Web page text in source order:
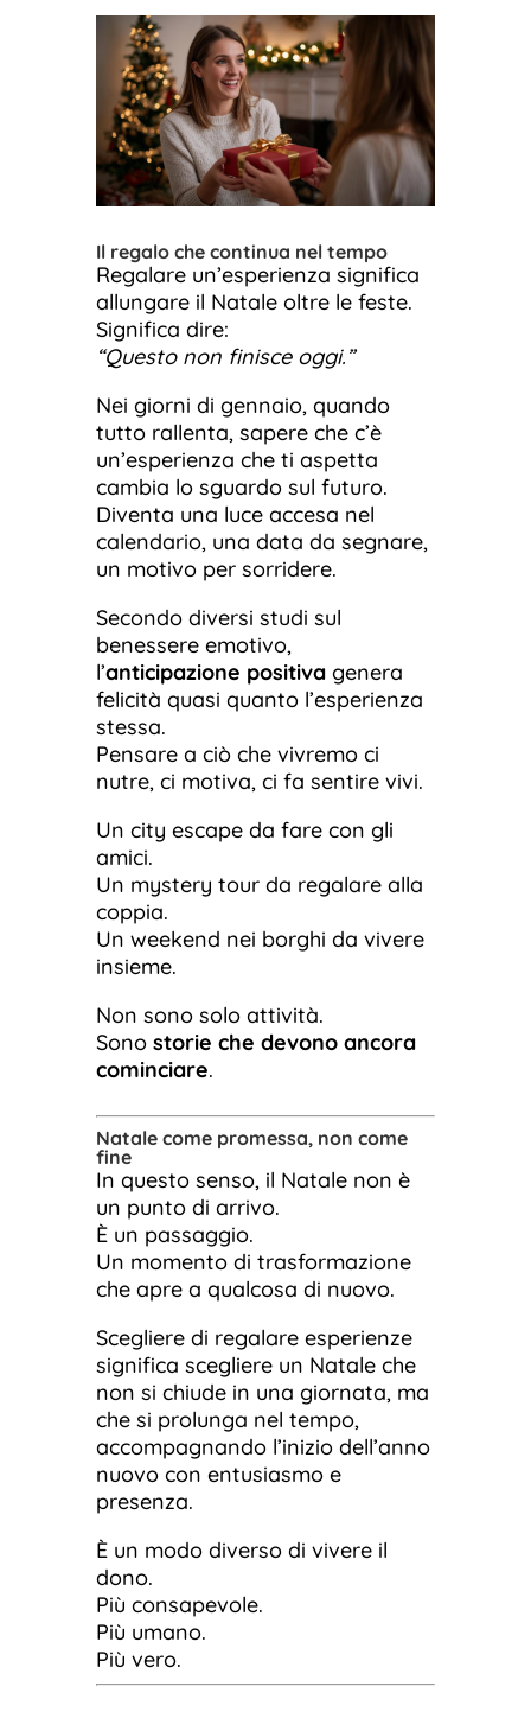
Il regalo che continua nel tempo
Regalare un’esperienza significa
allungare il Natale oltre le feste.
Significa dire:
“Questo non finisce oggi.”
Nei giorni di gennaio, quando
tutto rallenta, sapere che c’è
un’esperienza che ti aspetta
cambia lo sguardo sul futuro.
Diventa una luce accesa nel
calendario, una data da segnare,
un motivo per sorridere.
Secondo diversi studi sul
benessere emotivo,
l’anticipazione positivagenera
felicità quasi quanto l’esperienza
stessa.
Pensare a ciò che vivremo ci
nutre, ci motiva, ci fa sentire vivi.
Un city escape da fare con gli
amici.
Un mystery tour da regalare alla
coppia.
Un weekend nei borghi da vivere
insieme.
Non sono solo attività.
Sono storie che devono ancora
cominciare.
Natale come promessa, non come
fine
In questo senso, il Natale non è
un punto di arrivo.
È un passaggio.
Un momento di trasformazione
che apre a qualcosa di nuovo.
Scegliere di regalare esperienze
significa scegliere un Natale che
non si chiude in una giornata, ma
che si prolunga nel tempo,
accompagnando l’inizio dell’anno
nuovo con entusiasmo e
presenza.
È un modo diverso di vivere il
dono.
Più consapevole.
Più umano.
Più vero.